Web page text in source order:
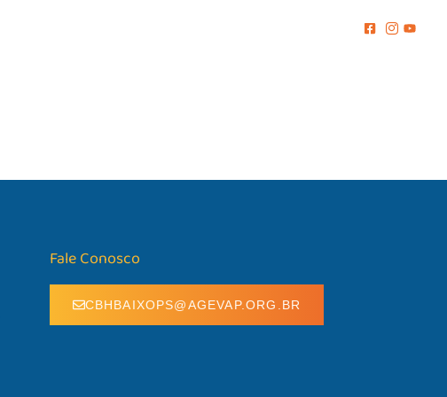
Fale Conosco
CBHBAIXOPS@AGEVAP.ORG.BR